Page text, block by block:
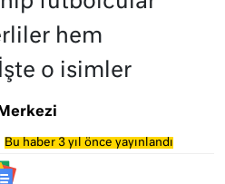
hem
o isimler
Bu haber 3 yıl önce yayınlandı